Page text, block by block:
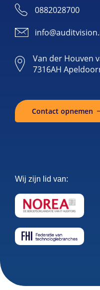
0882028700
Van der Houven
7316AH
Contact opnemen
Wij zijn lid van: